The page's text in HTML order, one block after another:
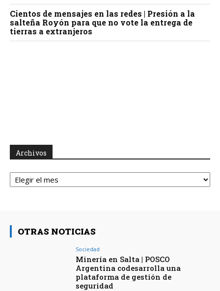
Cientos de mensajes en las redes | Presión a la
salteña Royón para que no vote la entrega de
tierras a extranjeros
Archivos
Archivos
OTRAS NOTICIAS
Sociedad
Minería en Salta | POSCO
Argentina codesarrolla una
plataforma de gestión de
seguridad